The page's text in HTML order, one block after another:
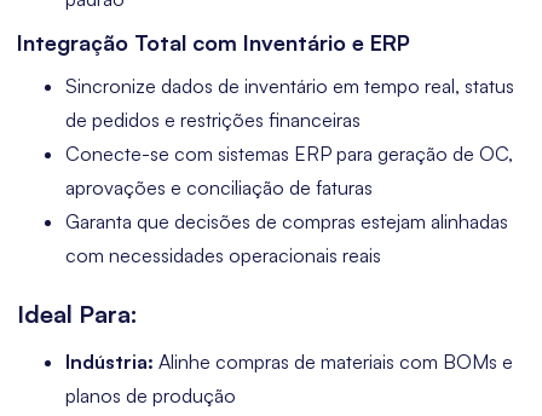
Integração Total com Inventário e ERP
Sincronize dados de inventário em tempo real, status
de pedidos e restrições financeiras
Conecte-se com sistemas ERP para geração de OC,
aprovações e conciliação de faturas
Garanta que decisões de compras estejam alinhadas
com necessidades operacionais reais
Ideal Para:
Indústria: Alinhe compras de materiais com BOMs e
planos de produção